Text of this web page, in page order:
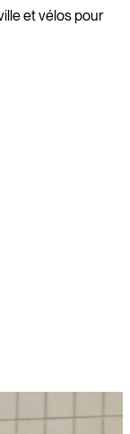
et vélos pour